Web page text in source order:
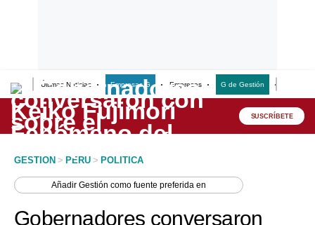
Últimas Noticias Empresas G Empresas G de Gestión
Lo último
Peru Quiosco SUSCRÍBETE
GESTION > PERU > POLITICA
AñadirGestión como fuente preferida en
Gobernadores conversaron